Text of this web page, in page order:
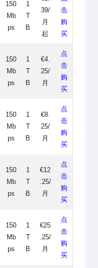
150
Mb
ps
1
T
B
39/
月
起
击
购
买
150
Mb
ps
1
T
B
€4.
25/
月
点
击
购
买
150
Mb
ps
1
T
B
€8.
25/
月
点
击
购
买
150
Mb
ps
1
T
B
€12
.25/
月
点
击
购
买
150
Mb
ps
1
T
B
€25
.25/
月
点
击
购
买